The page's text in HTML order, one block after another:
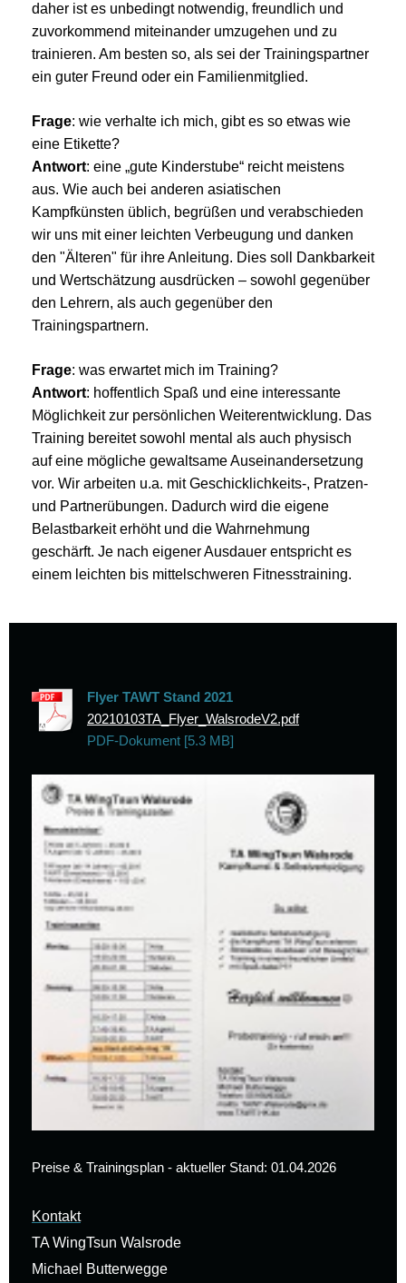
daher ist es unbedingt notwendig, freundlich und
zuvorkommend miteinander umzugehen und zu
trainieren. Am besten so, als sei der Trainingspartner
ein guter Freund oder ein Familienmitglied.
Frage: wie verhalte ich mich, gibt es so etwas wie
eine Etikette?
Antwort: eine „gute Kinderstube“ reicht meistens
aus. Wie auch bei anderen asiatischen
Kampfkünsten üblich, begrüßen und verabschieden
wir uns mit einer leichten Verbeugung und danken
den "Älteren" für ihre Anleitung. Dies soll Dankbarkeit
und Wertschätzung ausdrücken – sowohl gegenüber
den Lehrern, als auch gegenüber den
Trainingspartnern.
Frage: was erwartet mich im Training?
Antwort: hoffentlich Spaß und eine interessante
Möglichkeit zur persönlichen Weiterentwicklung. Das
Training bereitet sowohl mental als auch physisch
auf eine mögliche gewaltsame Auseinandersetzung
vor. Wir arbeiten u.a. mit Geschicklichkeits-, Pratzen-
und Partnerübungen. Dadurch wird die eigene
Belastbarkeit erhöht und die Wahrnehmung
geschärft. Je nach eigener Ausdauer entspricht es
einem leichten bis mittelschweren Fitnesstraining.
Flyer TAWT Stand 2021
20210103TA_Flyer_WalsrodeV2.pdf
PDF-Dokument [5.3 MB]
Preise & Trainingsplan - aktueller Stand: 01.04.2026
Kontakt
TA WingTsun Walsrode
Michael Butterwegge